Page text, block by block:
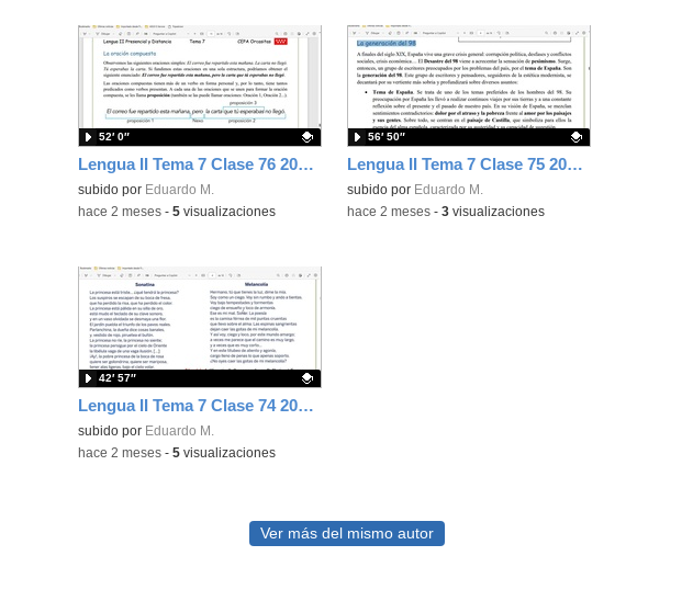
Lengua II Tema 7 Clase 76 20260520 - Oraciones compuestas: tipos
Contenido educativo.
subido por Eduardo M.
52′ 0″
-hace 2 meses- 5visualizaciones
Lengua II Tema 7 Clase 75 20260519 - Generación del 98 (I)
Contenido educativo.
subido por Eduardo M.
56′ 50″
-hace 2 meses- 3visualizaciones
Lengua II Tema 7 Clase 74 20260519 - Figuras retóricas y Juan Ramón Jiménez
Contenido educativo.
subido por Eduardo M.
42′ 57″
-hace 2 meses- 5visualizaciones
Ver más del mismo autor